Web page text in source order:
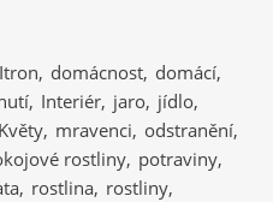
domácnost domácí
Interiér jaro jídlo
Květy mravenci odstranění
rostliny potraviny
rostlina rostliny